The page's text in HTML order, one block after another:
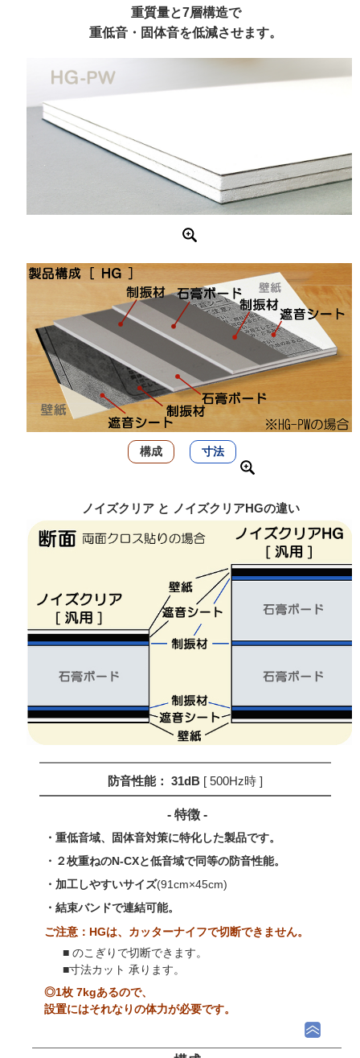
重質量と7層構造で
重低音・固体音を低減させます。
構成 寸法
ノイズクリア と ノイズクリアHGの違い
防音性能： 31dB [ 500Hz時 ]
- 特徴 -
・重低音域、固体音対策に特化した製品です。
・２枚重ねのN-CXと低音域で同等の防音性能。
・加工しやすいサイズ(91cm×45cm)
・結束バンドで連結可能。
ご注意：HGは、カッターナイフで切断できません。
■ のこぎりで切断できます。
■寸法カット 承ります。
◎1枚 7kgあるので、
設置にはそれなりの体力が必要です。